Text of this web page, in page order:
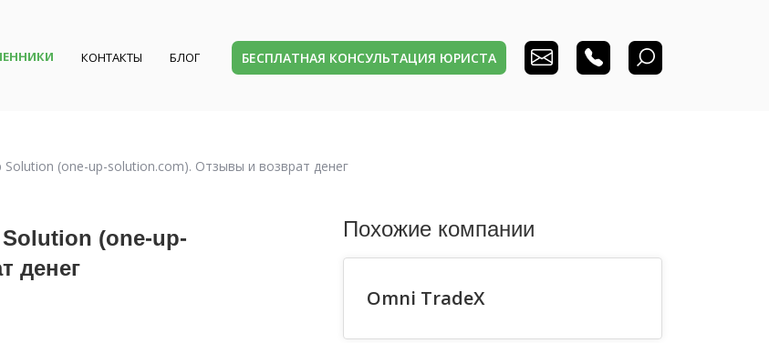
КОНТАКТЫ БЛОГ БЕСПЛАТНАЯ КОНСУЛЬТАЦИЯ ЮРИСТА
(one-up-solution.com). Отзывы и возврат денег
(one-up-
денег
Похожие компании
Omni TradeX